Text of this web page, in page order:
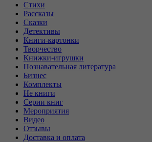
Стихи
Рассказы
Сказки
Детективы
Книги-картонки
Творчество
Книжки-игрушки
Познавательная литература
Бизнес
Комплекты
Не книги
Серии книг
Мероприятия
Видео
Отзывы
Доставка и оплата